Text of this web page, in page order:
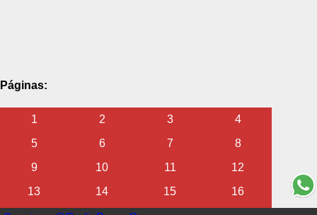
Páginas:
1 2 3
4
5
6 7
8
9
10 11
12
13
14 15
16